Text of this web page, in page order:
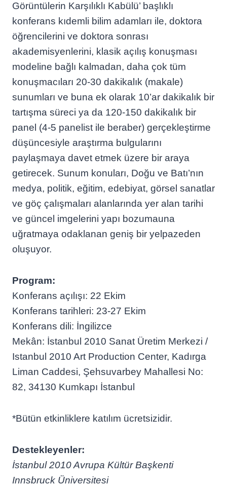
Görüntülerin Karşılıklı Kabülü’ başlıklı
konferans kıdemli bilim adamları ile, doktora
öğrencilerini ve doktora sonrası
akademisyenlerini, klasik açılış konuşması
modeline bağlı kalmadan, daha çok tüm
konuşmacıları 20-30 dakikalık (makale)
sunumları ve buna ek olarak 10’ar dakikalık bir
tartışma süreci ya da 120-150 dakikalık bir
panel (4-5 panelist ile beraber) gerçekleştirme
düşüncesiyle araştırma bulgularını
paylaşmaya davet etmek üzere bir araya
getirecek. Sunum konuları, Doğu ve Batı’nın
medya, politik, eğitim, edebiyat, görsel sanatlar
ve göç çalışmaları alanlarında yer alan tarihi
ve güncel imgelerini yapı bozumauna
uğratmaya odaklanan geniş bir yelpazeden
oluşuyor.
Program:
Konferans açılışı: 22 Ekim
Konferans tarihleri: 23-27 Ekim
Konferans dili: İngilizce
Mekân: İstanbul 2010 Sanat Üretim Merkezi /
Istanbul 2010 Art Production Center, Kadırga
Liman Caddesi, Şehsuvarbey Mahallesi No:
82, 34130 Kumkapı İstanbul
*Bütün etkinliklere katılım ücretsizidir.
Destekleyenler:
İstanbul 2010 Avrupa Kültür Başkenti
Innsbruck Üniversitesi